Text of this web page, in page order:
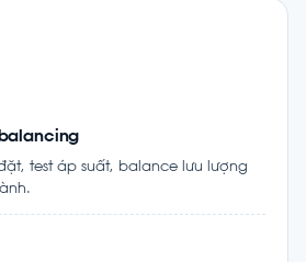
đặt, test áp suất, balance lưu lượng